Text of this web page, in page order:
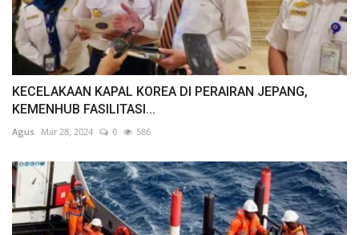
KECELAKAAN KAPAL KOREA DI PERAIRAN JEPANG,
KEMENHUB FASILITASI...
Agus Mar 28, 2024 0 586